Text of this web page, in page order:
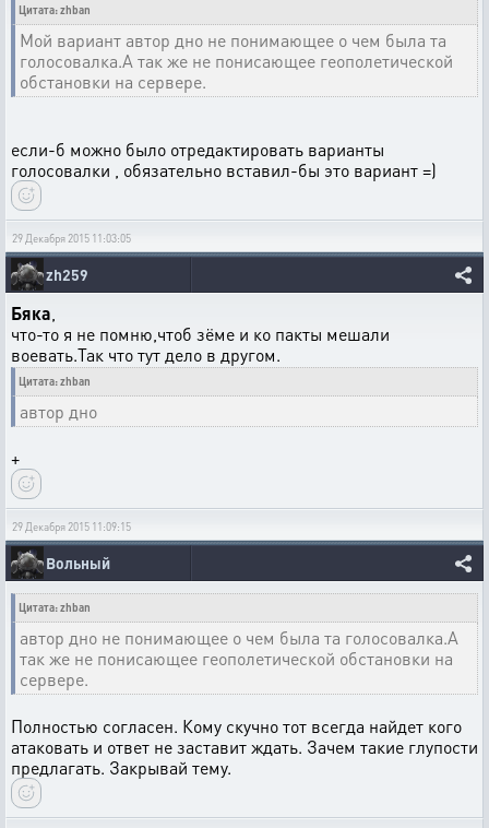
Цитата: zhban
Мой вариант автор дно не понимающее о чем была та
голосовалка.А так же не понисающее геополетической
обстановки на сервере.
если-б можно было отредактировать варианты
голосовалки , обязательно вставил-бы это вариант =)
29 Декабря 2015 11:03:05
zh259
Бяка
что-то я не помню,чтоб зёме и ко пакты мешали
воевать.Так что тут дело в другом.
Цитата: zhban
автор дно
+
29 Декабря 2015 11:09:15
Вольный
Цитата: zhban
автор дно не понимающее о чем была та голосовалка.А
так же не понисающее геополетической обстановки на
сервере.
Полностью согласен. Кому скучно тот всегда найдет кого
атаковать и ответ не заставит ждать. Зачем такие глупости
предлагать. Закрывай тему.